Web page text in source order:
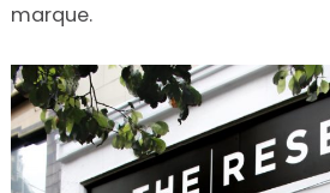
marque.